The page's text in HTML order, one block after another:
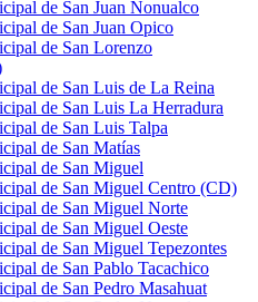
de San Juan Nonualco
de San Juan Opico
de San Lorenzo
de San Luis de La Reina
de San Luis La Herradura
de San Luis Talpa
de San Matías
de San Miguel
de San Miguel Centro (CD)
de San Miguel Norte
de San Miguel Oeste
de San Miguel Tepezontes
de San Pablo Tacachico
de San Pedro Masahuat